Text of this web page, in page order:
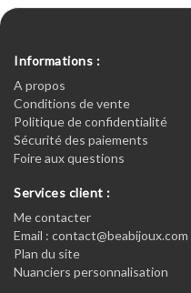
Informations :
A propos
Conditions de vente
Politique de confidentialité
Sécurité des paiements
Foire aux questions
Services client :
Me contacter
Email : contact@beabijoux.com
Plan du site
Nuanciers personnalisation